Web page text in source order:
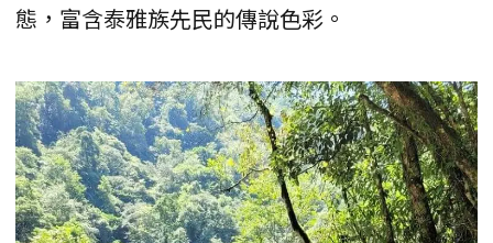
態，富含泰雅族先民的傳說色彩。